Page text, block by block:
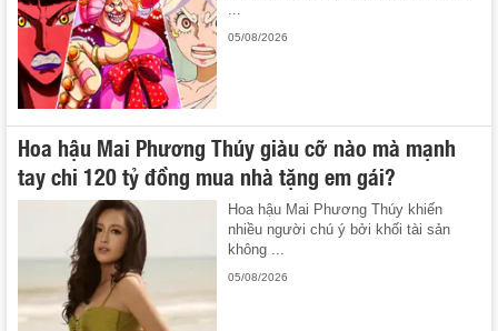
...
05/08/2026
Hoa hậu Mai Phương Thúy giàu cỡ nào mà mạnh
tay chi 120 tỷ đồng mua nhà tặng em gái?
Hoa hậu Mai Phương Thúy khiến
nhiều người chú ý bởi khối tài sản
không ...
05/08/2026